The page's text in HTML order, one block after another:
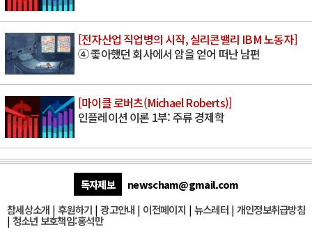
[전자산업 직업병의 시작, 실리콘밸리 IBM 노동자]
④ 좋아했던 회사에서 암을 얻어 떠난 남편
[마이클 로버츠(Michael Roberts)]
인플레이션 이론 1부: 주류 경제학
독자제보
newscham@gmail.com
참세상소개 | 후원하기 |광고안내 | 이전페이지 | 뉴스레터| 개인정보취급방침
| 청소년 보호책임:홍석만